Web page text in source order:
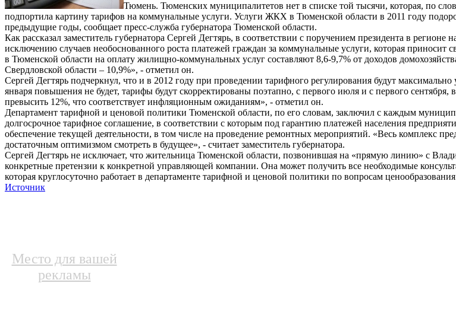
Тюмень. Тюменских муниципалитетов нет в списке той тысячи, которая, по
подпортила картину тарифов на коммунальные услуги. Услуги ЖКХ в Тюменской области в 2011 году
предыдущие годы, сообщает пресс-служба губернатора Тюменской области.
Как рассказал заместитель губернатора Сергей Дегтярь, в соответствии с поручением президента в регионе
исключению случаев необоснованного роста платежей граждан за коммунальные услуги, которая приносит
в Тюменской области на оплату жилищно-коммунальных услуг составляют 8,6-9,7% от доходов
Свердловской области – 10,9%», - отметил он.
Сергей Дегтярь подчеркнул, что и в 2012 году при проведении тарифного регулирования будут
января повышения не будет, тарифы будут скорректированы поэтапно, с первого июля и с первого сентября,
превысить 12%, что соответствует инфляционным ожиданиям», - отметил он.
Департамент тарифной и ценовой политики Тюменской области, по его словам, заключил с каждым
долгосрочное тарифное соглашение, в соответствии с которым под гарантию платежей населения
обеспечение текущей деятельности, в том числе на проведение ремонтных мероприятий. «Весь комплекс
достаточным оптимизмом смотреть в будущее», - считает заместитель губернатора.
Сергей Дегтярь не исключает, что жительница Тюменской области, позвонившая на «прямую линию» с
конкретные претензии к конкретной управляющей компании. Она может получить все необходимые
которая круглосуточно работает в департаменте тарифной и ценовой политики по вопросам
Источник
Место для вашей
рекламы